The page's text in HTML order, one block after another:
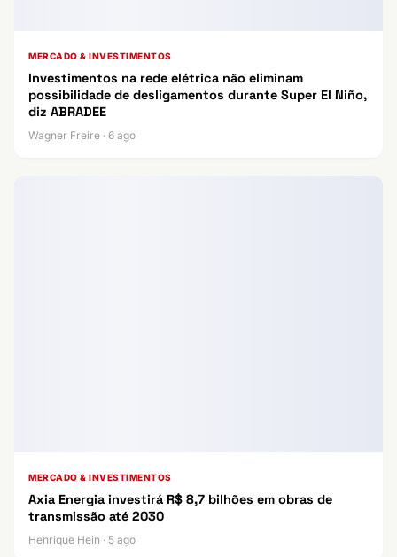
MERCADO & INVESTIMENTOS
Investimentos na rede elétrica não eliminam
possibilidade de desligamentos durante Super El Niño,
diz ABRADEE
Wagner Freire · 6 ago
MERCADO & INVESTIMENTOS
Axia Energia investirá R$ 8,7 bilhões em obras de
transmissão até 2030
Henrique Hein · 5 ago